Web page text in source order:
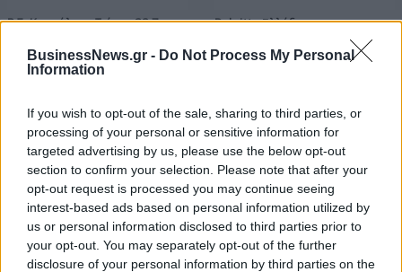
BusinessNews.gr - Do Not Process My Personal
Information
If you wish to opt-out of the sale, sharing to third parties, or
processing of your personal or sensitive information for
targeted advertising by us, please use the below opt-out
section to confirm your selection. Please note that after your
opt-out request is processed you may continue seeing
interest-based ads based on personal information utilized by
us or personal information disclosed to third parties prior to
your opt-out. You may separately opt-out of the further
disclosure of your personal information by third parties on the
Β.Σ. Καρούλιας: Τζίρος 98,7
57% - Τα νέα στοιχήματα σε
low & non alcohol
Deloitte Ελλάδος:
σύμβουλος της ΔΕΗ για την
Η Chery επενδύει 75 εκατ. δολάρια στην KG Mobility
Το FIAT 500 Hybrid τώρα από
18.990 ευρώ
Ατρόμητος και Novibet
συνεχίζουν μαζί: Ανανέωση της
συνεργασίας τους μέχρι το